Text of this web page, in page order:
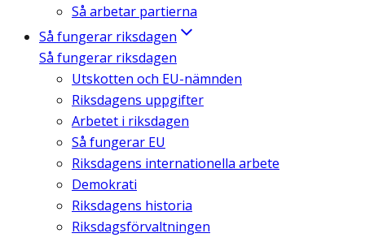
Så arbetar partierna
Så fungerar riksdagen
Så fungerar riksdagen
Utskotten och EU-nämnden
Riksdagens uppgifter
Arbetet i riksdagen
Så fungerar EU
Riksdagens internationella arbete
Demokrati
Riksdagens historia
Riksdagsförvaltningen